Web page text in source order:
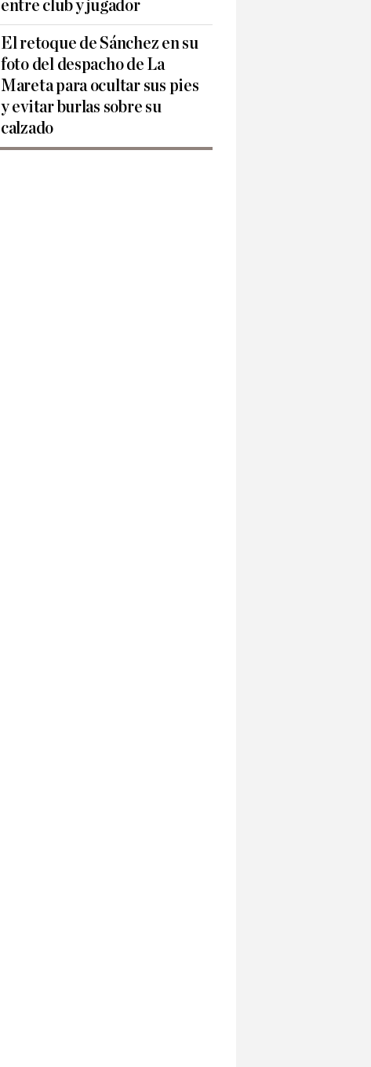
entre club y jugador
El retoque de Sánchez en su
foto del despacho de La
Mareta para ocultar sus pies
y evitar burlas sobre su
calzado